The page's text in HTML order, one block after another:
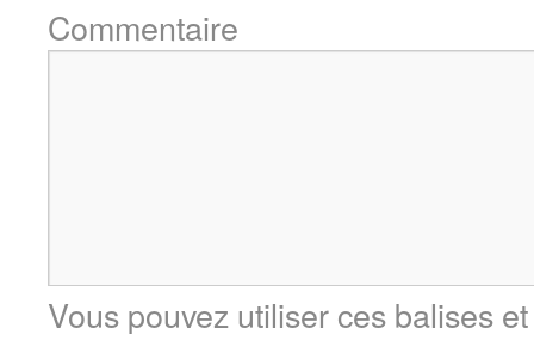
Commentaire
Vous pouvez utiliser ces balises